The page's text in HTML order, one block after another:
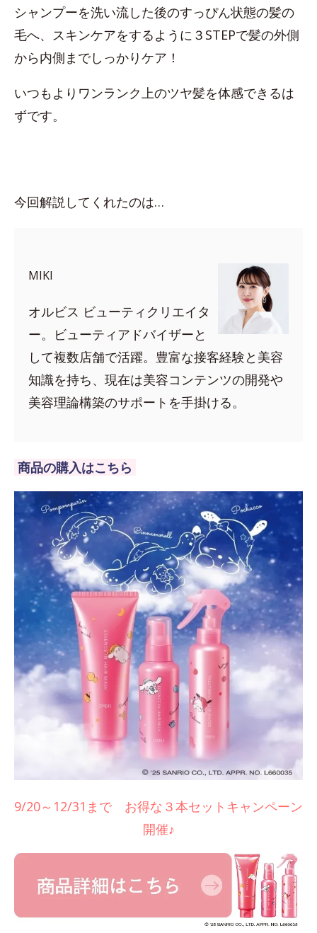
シャンプーを洗い流した後のすっぴん状態の髪の
毛へ、スキンケアをするように３STEPで髪の外側
から内側までしっかりケア！
いつもよりワンランク上のツヤ髪を体感できるは
ずです。
今回解説してくれたのは…
MIKI
オルビス ビューティクリエイタ
ー。ビューティアドバイザーと
して複数店舗で活躍。豊富な接客経験と美容
知識を持ち、現在は美容コンテンツの開発や
美容理論構築のサポートを手掛ける。
商品の購入はこちら
9/20～12/31まで お得な３本セットキャンペーン
開催♪